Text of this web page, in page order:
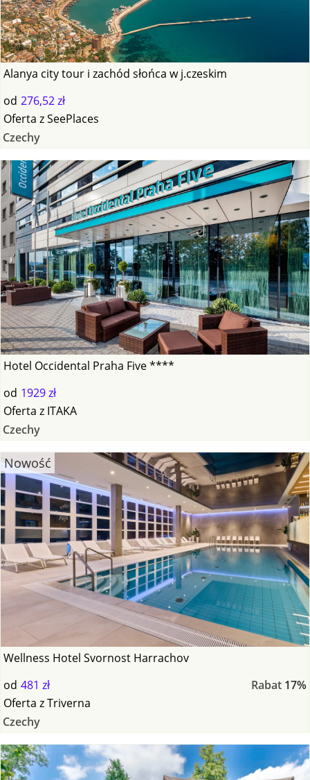
Alanya city tour i zachód słońca w j.czeskim
od 276,52 zł
Oferta zSeePlaces
Czechy
Hotel Occidental Praha Five ****
od 1929 zł
Oferta z ITAKA
Czechy
Wellness Hotel Svornost Harrachov
od 481 zł Rabat 17%
Nowość
Oferta zTriverna
Czechy